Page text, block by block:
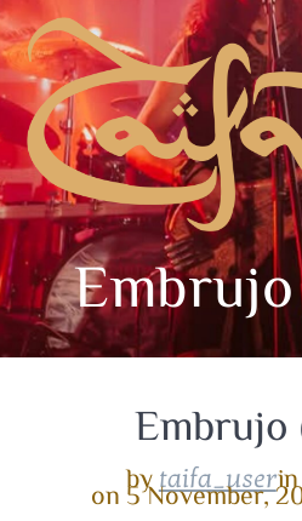
Embrujo
bytaifa_userin
on 5 November,